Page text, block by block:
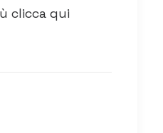
clicca qui